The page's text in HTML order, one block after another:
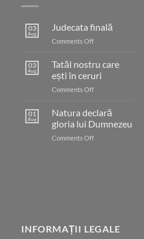
03
Aug
Judecata finală
Comments Offon
03
Aug
Tatăl nostru care
ești în ceruri
Comments Offon
nostru
ești
în
01
Aug
Natura declară
gloria lui Dumnezeu
Comments Offon
INFORMAȚII LEGALE